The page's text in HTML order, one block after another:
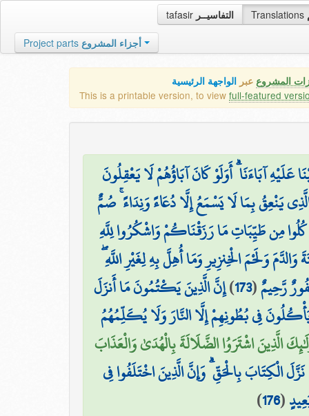
tafasir التفاسيــر Translations
Project parts أجزاء المشروع
المشروع عبر الواجهة الرئيسية
This is a printable version, to view full-featured
عَلَيْهِ آبَاءَنَا ۗ أَوَلَوْ كَانَ آبَاؤُهُمْ لَا يَعْقِلُونَ
يَنْعِقُ بِمَا لَا يَسْمَعُ إِلَّا دُعَاءً وَنِدَاءً ۚ صُمٌّ
كُلُوا مِن طَيِّبَاتِ مَا رَزَقْنَاكُمْ وَاشْكُرُوا لِلَّهِ
وَلَحْمَ الْخِنزِيرِ وَمَا أُهِلَّ بِهِ لِغَيْرِ اللَّهِ
رَّحِيمٌ(
173
)إِنَّ الَّذِينَ يَكْتُمُونَ مَا أَنزَلَ
فِي بُطُونِهِمْ إِلَّا النَّارَ وَلَا يُكَلِّمُهُمُ
الَّذِينَ اشْتَرَوُا الضَّلَالَةَ بِالْهُدَىٰ وَالْعَذَابَ
الْكِتَابَ بِالْحَقِّ ۗ وَإِنَّ الَّذِينَ اخْتَلَفُوا فِي
(
176
)